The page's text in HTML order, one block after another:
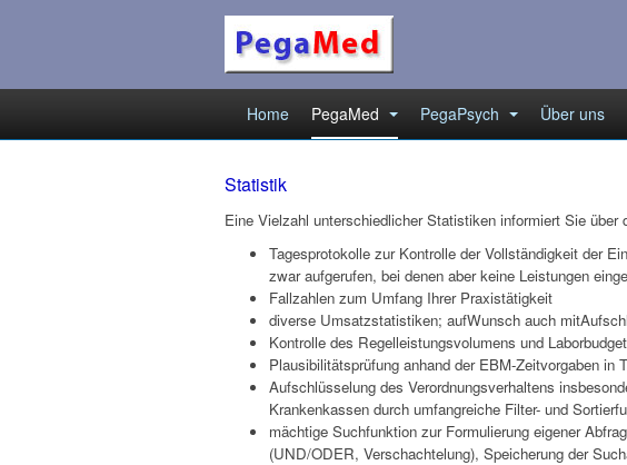
Home PegaMed PegaPsych Über uns
Statistik
Eine Vielzahl unterschiedlicher Statistiken informiert Sie über
Tagesprotokolle zur Kontrolle der Vollständigkeit der
zwar aufgerufen, bei denen aber keine Leistungen
Fallzahlen zum Umfang Ihrer Praxistätigkeit
diverse Umsatzstatistiken; aufWunsch auch
Kontrolle des Regelleistungsvolumens und
Plausibilitätsprüfung anhand der EBM-Zeitvorgaben in
Aufschlüsselung des Verordnungsverhaltens
Krankenkassen durch umfangreiche Filter- und
mächtige Suchfunktion zur Formulierung eigener
(UND/ODER, Verschachtelung), Speicherung der